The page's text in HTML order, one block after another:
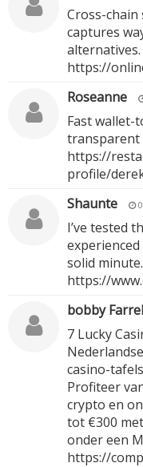
Cross-
captures
alternatives.
https://
Roseanne
Fast wallet-
transparent
https://
profile/
Shaunte
I’ve tested
solid minute.
https://
bobby Farrel
7 Lucky
casino-
Profiteer
crypto en
tot €300
onder een
https://